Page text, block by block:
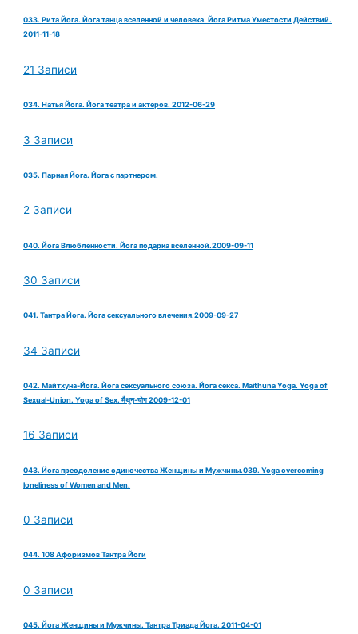
033. Рита Йога. Йога танца вселенной и человека. Йога Ритма Уместости Действий.
2011-11-18
21 Записи
034. Натья Йога. Йога театра и актеров. 2012-06-29
3 Записи
035. Парная Йога. Йога с партнером.
2 Записи
040. Йога Влюбленности. Йога подарка вселенной.2009-09-11
30 Записи
041. Тантра Йога. Йога сексуального влечения.2009-09-27
34 Записи
042. Майтхуна-Йога. Йога сексуального союза. Йога секса. Maithuna Yoga. Yoga of
Sexual-Union. Yoga of Sex. मैथुन-योग 2009-12-01
16 Записи
043. Йога преодоление одиночества Женщины и Мужчины.039. Yoga overcoming
loneliness of Women and Men.
0 Записи
044. 108 Афоризмов Тантра Йоги
0 Записи
045. Йога Женщины и Мужчины. Тантра Триада Йога. 2011-04-01